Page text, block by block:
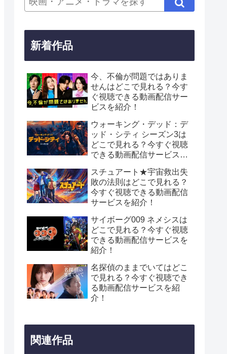
新着作品
今、不倫が問題ではありま
せんはどこで見れる？今す
ぐ視聴できる動画配信サー
ビスを紹介！
ウォーキング・デッド：デ
ッド・シティ シーズン3は
どこで見れる？今すぐ視聴
できる動画配信サービスを
スチュアート★宇宙救出失
敗の法則はどこで見れる？
今すぐ視聴できる動画配信
サービスを紹介！
サイボーグ009 ネメシスは
どこで見れる？今すぐ視聴
できる動画配信サービスを
紹介！
名探偵のままでいてはどこ
で見れる？今すぐ視聴でき
る動画配信サービスを紹
介！
関連作品